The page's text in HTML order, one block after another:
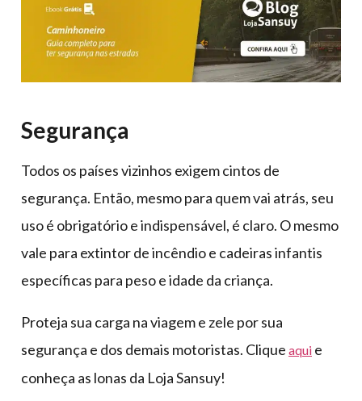
Segurança
Todos os países vizinhos exigem cintos de
segurança. Então, mesmo para quem vai atrás, seu
uso é obrigatório e indispensável, é claro. O mesmo
vale para extintor de incêndio e cadeiras infantis
específicas para peso e idade da criança.
Proteja sua carga na viagem e zele por sua
segurança e dos demais motoristas. Clique aqui e
conheça as lonas da Loja Sansuy!